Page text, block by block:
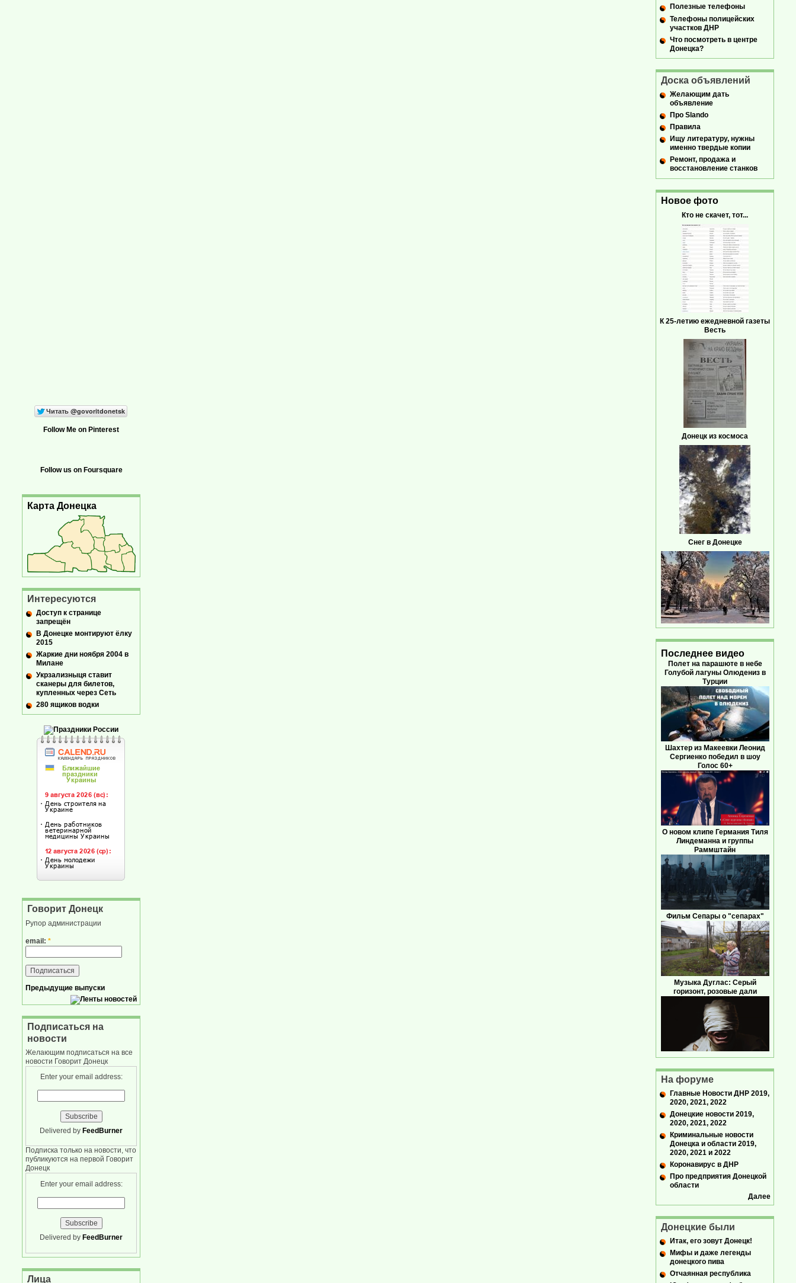
Follow Me on Pinterest
Follow us on Foursquare
Карта Донецка
Интересуются
Доступ к странице
запрещён
В Донецке монтируют ёлку
2015
Жаркие дни ноября 2004 в
Милане
Укрзализныця ставит
сканеры для билетов,
купленных через Сеть
280 ящиков водки
Говорит Донецк
Рупор администрации
email: *
Предыдущие выпуски
Подписаться на
новости
Желающим подписаться на все
новости Говорит Донецк
Enter your email address:
Delivered by FeedBurner
Подписка только на новости, что
публикуются на первой Говорит
Донецк
Enter your email address:
Delivered by FeedBurner
Лица
Полезные телефоны
Телефоны полицейских
участков ДНР
Что посмотреть в центре
Донецка?
Доска объявлений
Желающим дать
объявление
Про Slando
Правила
Ищу литературу, нужны
именно твердые копии
Ремонт, продажа и
восстановление станков
Новое фото
Кто не скачет, тот...
К 25-летию ежедневной газеты
Весть
Донецк из космоса
Снег в Донецке
Последнее видео
Полет на парашюте в небе
Голубой лагуны Олюдениз в
Турции
Шахтер из Макеевки Леонид
Сергиенко победил в шоу
Голос 60+
О новом клипе Германия Тиля
Линдеманна и группы
Раммштайн
Фильм Сепары о "сепарах"
Музыка Дуглас: Серый
горизонт, розовые дали
На форуме
Главные Новости ДНР 2019,
2020, 2021, 2022
Донецкие новости 2019,
2020, 2021, 2022
Криминальные новости
Донецка и области 2019,
2020, 2021 и 2022
Коронавирус в ДНР
Про предприятия Донецкой
области
Далее
Донецкие были
Итак, его зовут Донецк!
Мифы и даже легенды
донецкого пива
Отчаянная республика